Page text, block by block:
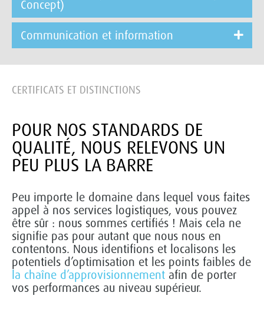
Concept)
Communication et information
CERTIFICATS ET DISTINCTIONS
POUR NOS STANDARDS DE
QUALITÉ, NOUS RELEVONS UN
PEU PLUS LA BARRE
Peu importe le domaine dans lequel vous faites
appel à nos services logistiques, vous pouvez
être sûr : nous sommes certifiés ! Mais cela ne
signifie pas pour autant que nous nous en
contentons. Nous identifions et localisons les
potentiels d’optimisation et les points faibles de
la chaîne d’approvisionnement afin de porter
vos performances au niveau supérieur.